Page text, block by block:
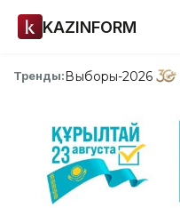
KAZINFORM
Тренды:Выборы-2026